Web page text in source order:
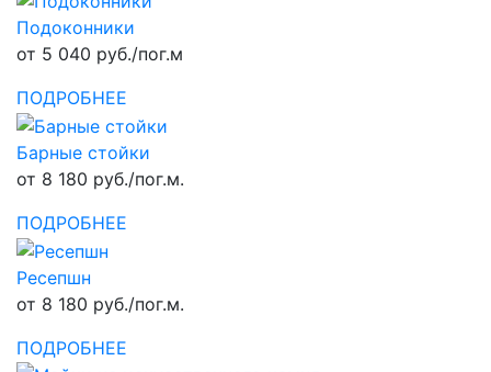
Подоконники
от 5 040 руб./пог.м
ПОДРОБНЕЕ
Барные стойки
от 8 180 руб./пог.м.
ПОДРОБНЕЕ
Ресепшн
от 8 180 руб./пог.м.
ПОДРОБНЕЕ